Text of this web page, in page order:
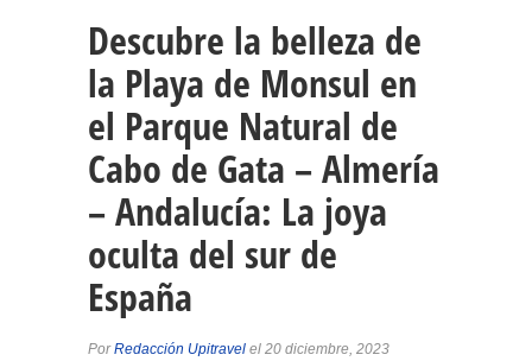
Descubre la belleza de
la Playa de Monsul en
el Parque Natural de
Cabo de Gata – Almería
– Andalucía: La joya
oculta del sur de
España
PorRedacción Upitravel el 20 diciembre, 2023